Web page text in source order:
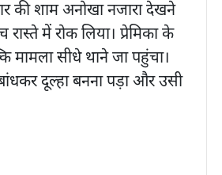
की शाम अनोखा नजारा देखने
में रोक लिया। प्रेमिका के
मामला सीधे थाने जा पहुंचा।
दूल्हा बनना पड़ा और उसी